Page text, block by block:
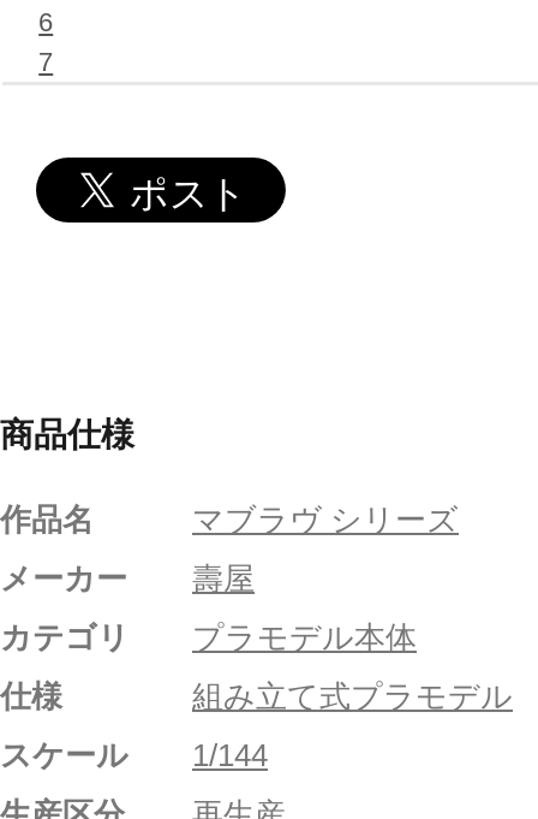
6
7
商品仕様
作品名
マブラヴ シリーズ
メーカー
壽屋
カテゴリ
プラモデル本体
仕様
組み立て式プラモデル
スケール
1/144